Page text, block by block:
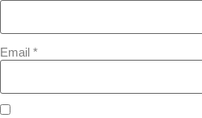
Email *